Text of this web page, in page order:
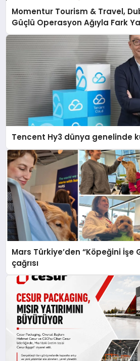
Momentur Tourism & Travel,
Güçlü Operasyon Ağıyla Fark
Tencent Hy3 dünya genelinde
Mars Türkiye’den “Köpeğini İşe
çağrısı